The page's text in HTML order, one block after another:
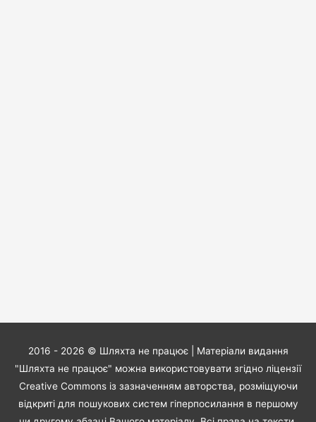
2016 - 2026 © Шляхта не працює| Матеріали видання
"Шляхта не працює" можна використовувати згідно ліцензії
Creative Commons із зазначенням авторства, розміщуючи
відкриті для пошукових систем гіперпосилання в першому